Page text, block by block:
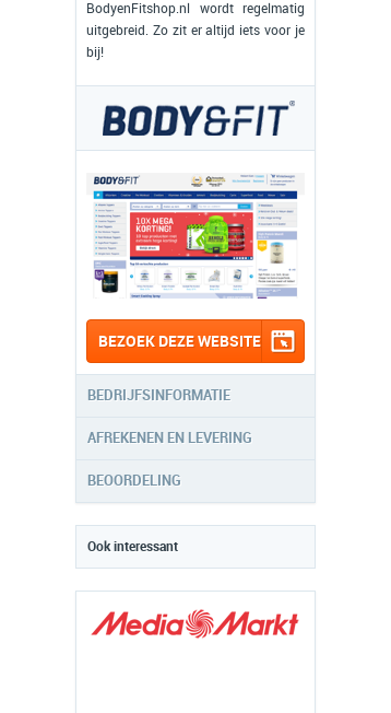
BodyenFitshop.nl wordt regelmatig
uitgebreid. Zo zit er altijd iets voor je
bij!
BEZOEK DEZE WEBSITE
BEDRIJFSINFORMATIE
AFREKENEN EN LEVERING
BEOORDELING
Ook interessant